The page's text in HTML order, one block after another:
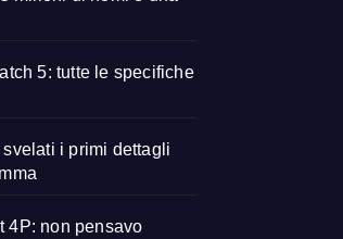
5: tutte le specifiche
i primi dettagli
4P: non pensavo